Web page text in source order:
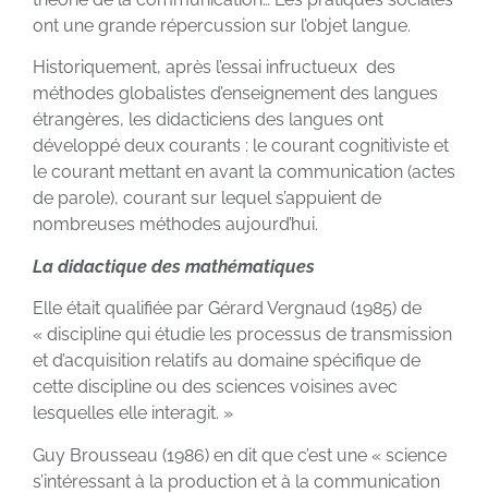
ont une grande répercussion sur l’objet langue.
Historiquement, après l’essai infructueux des
méthodes globalistes d’enseignement des langues
étrangères, les didacticiens des langues ont
développé deux courants : le courant cognitiviste et
le courant mettant en avant la communication (actes
de parole), courant sur lequel s’appuient de
nombreuses méthodes aujourd’hui.
La didactique des mathématiques
Elle était qualifiée par Gérard Vergnaud (1985) de
« discipline qui étudie les processus de transmission
et d’acquisition relatifs au domaine spécifique de
cette discipline ou des sciences voisines avec
lesquelles elle interagit. »
Guy Brousseau (1986) en dit que c’est une « science
s’intéressant à la production et à la communication